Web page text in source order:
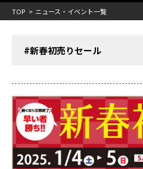
TOP ニュース・イベント一覧
#新春初売りセール